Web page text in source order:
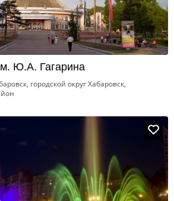
Ю.А. Гагарина
городской округ Хабаровск,